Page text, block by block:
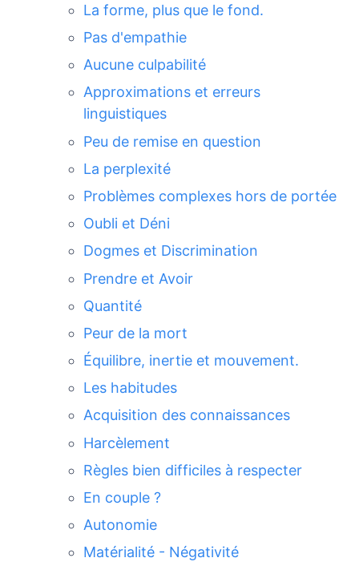
La forme, plus que le fond.
Pas d'empathie
Aucune culpabilité
Approximations et erreurs
linguistiques
Peu de remise en question
La perplexité
Problèmes complexes hors de portée
Oubli et Déni
Dogmes et Discrimination
Prendre et Avoir
Quantité
Peur de la mort
Équilibre, inertie et mouvement.
Les habitudes
Acquisition des connaissances
Harcèlement
Règles bien difficiles à respecter
En couple ?
Autonomie
Matérialité - Négativité